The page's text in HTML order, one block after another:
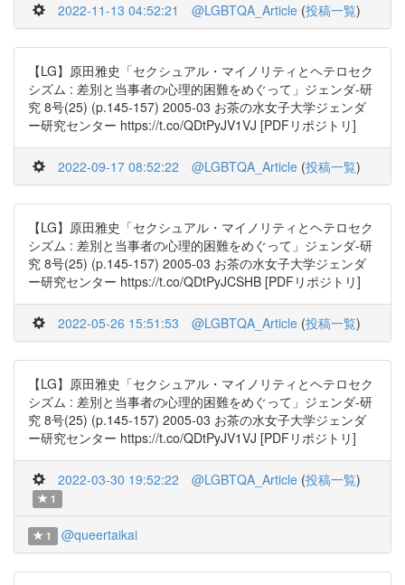
2022-11-13 04:52:21 @LGBTQA_Article (投稿一覧)
【LG】原田雅史「セクシュアル・マイノリティとヘテロセク
シズム : 差別と当事者の心理的困難をめぐって」ジェンダ-研
究 8号(25) (p.145-157) 2005-03 お茶の水女子大学ジェンダ
ー研究センター https://t.co/QDtPyJV1VJ [PDFリポジトリ]
2022-09-17 08:52:22 @LGBTQA_Article (投稿一覧)
【LG】原田雅史「セクシュアル・マイノリティとヘテロセク
シズム : 差別と当事者の心理的困難をめぐって」ジェンダ-研
究 8号(25) (p.145-157) 2005-03 お茶の水女子大学ジェンダ
ー研究センター https://t.co/QDtPyJCSHB [PDFリポジトリ]
2022-05-26 15:51:53 @LGBTQA_Article (投稿一覧)
【LG】原田雅史「セクシュアル・マイノリティとヘテロセク
シズム : 差別と当事者の心理的困難をめぐって」ジェンダ-研
究 8号(25) (p.145-157) 2005-03 お茶の水女子大学ジェンダ
ー研究センター https://t.co/QDtPyJV1VJ [PDFリポジトリ]
2022-03-30 19:52:22 @LGBTQA_Article (投稿一覧)
1
1 @queertaikai